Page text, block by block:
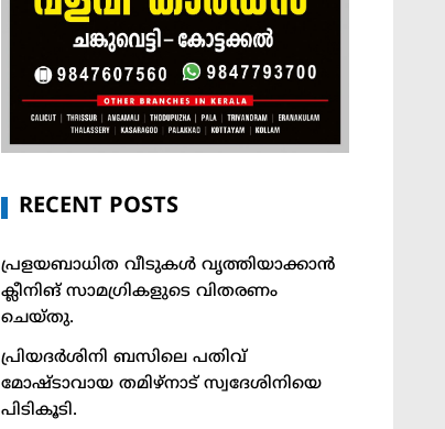
RECENT POSTS
പ്രളയബാധിത വീടുകൾ വൃത്തിയാക്കാൻ
ക്ലീനിങ് സാമഗ്രികളുടെ വിതരണം
ചെയ്തു.
പ്രിയദർശിനി ബസിലെ പതിവ്
മോഷ്ടാവായ തമിഴ്നാട് സ്വദേശിനിയെ
പിടികൂടി.